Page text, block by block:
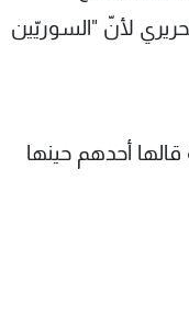
لأنّ "السوريّين
أحدهم حينها